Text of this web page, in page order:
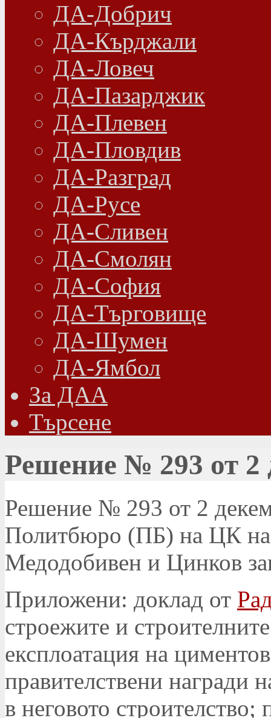
ДА-Добрич
ДА-Кърджали
ДА-Ловеч
ДА-Пазарджик
ДА-Плевен
ДА-Пловдив
ДА-Разград
ДА-Русе
ДА-Сливен
ДА-Смолян
ДА-София
ДА-Търговище
ДА-Шумен
ДА-Ямбол
Зa ДАА
Търсене
Решение № 293 от 2
Решение № 293 от 2
Политбюро (ПБ) на ЦК на
Медодобивен и Цинков
Приложени: доклад от
строежите и
експлоатация на
правителствени награди
в неговото строителство;